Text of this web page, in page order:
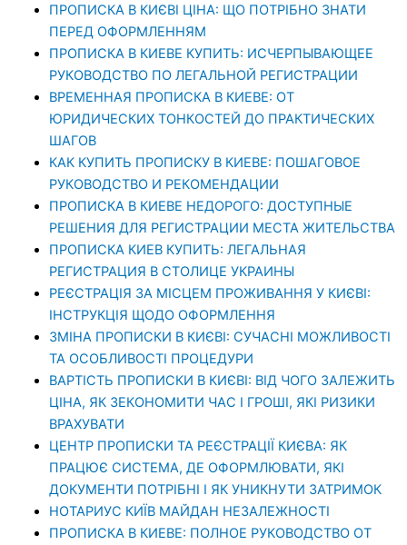
ПРОПИСКА В КИЄВІ ЦІНА: ЩО ПОТРІБНО ЗНАТИ
ПЕРЕД ОФОРМЛЕННЯМ
ПРОПИСКА В КИЕВЕ КУПИТЬ: ИСЧЕРПЫВАЮЩЕЕ
РУКОВОДСТВО ПО ЛЕГАЛЬНОЙ РЕГИСТРАЦИИ
ВРЕМЕННАЯ ПРОПИСКА В КИЕВЕ: ОТ
ЮРИДИЧЕСКИХ ТОНКОСТЕЙ ДО ПРАКТИЧЕСКИХ
ШАГОВ
КАК КУПИТЬ ПРОПИСКУ В КИЕВЕ: ПОШАГОВОЕ
РУКОВОДСТВО И РЕКОМЕНДАЦИИ
ПРОПИСКА В КИЕВЕ НЕДОРОГО: ДОСТУПНЫЕ
РЕШЕНИЯ ДЛЯ РЕГИСТРАЦИИ МЕСТА ЖИТЕЛЬСТВА
ПРОПИСКА КИЕВ КУПИТЬ: ЛЕГАЛЬНАЯ
РЕГИСТРАЦИЯ В СТОЛИЦЕ УКРАИНЫ
РЕЄСТРАЦІЯ ЗА МІСЦЕМ ПРОЖИВАННЯ У КИЄВІ:
ІНСТРУКЦІЯ ЩОДО ОФОРМЛЕННЯ
ЗМІНА ПРОПИСКИ В КИЄВІ: СУЧАСНІ МОЖЛИВОСТІ
ТА ОСОБЛИВОСТІ ПРОЦЕДУРИ
ВАРТІСТЬ ПРОПИСКИ В КИЄВІ: ВІД ЧОГО ЗАЛЕЖИТЬ
ЦІНА, ЯК ЗЕКОНОМИТИ ЧАС І ГРОШІ, ЯКІ РИЗИКИ
ВРАХУВАТИ
ЦЕНТР ПРОПИСКИ ТА РЕЄСТРАЦІЇ КИЄВА: ЯК
ПРАЦЮЄ СИСТЕМА, ДЕ ОФОРМЛЮВАТИ, ЯКІ
ДОКУМЕНТИ ПОТРІБНІ І ЯК УНИКНУТИ ЗАТРИМОК
НОТАРИУС КИЇВ МАЙДАН НЕЗАЛЕЖНОСТІ
ПРОПИСКА В КИЕВЕ: ПОЛНОЕ РУКОВОДСТВО ОТ